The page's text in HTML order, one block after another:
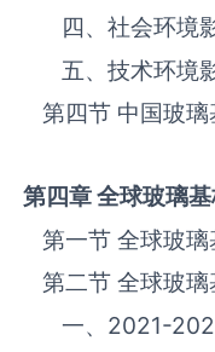
四、社会环境
五、技术环境
第四节 中国‌‌‌‌‌‌‌玻
第四章 全球玻璃
第一节 全球‌‌‌‌‌‌‌玻
第二节 全球‌‌‌‌‌‌‌玻
一、 2021-